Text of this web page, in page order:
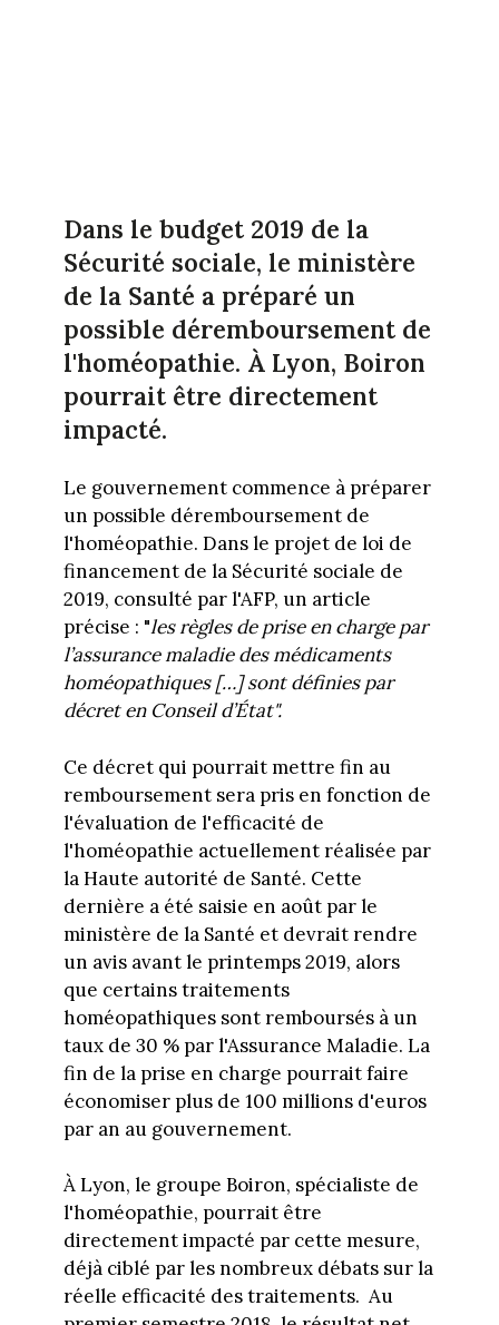
Dans le budget 2019 de la
Sécurité sociale, le ministère
de la Santé a préparé un
possible déremboursement de
l'homéopathie. À Lyon, Boiron
pourrait être directement
impacté.
Le gouvernement commence à préparer
un possible déremboursement de
l'homéopathie. Dans le projet de loi de
financement de la Sécurité sociale de
2019, consulté par l'AFP, un article
précise : "les règles de prise en charge par
l’assurance maladie des médicaments
homéopathiques […] sont définies par
décret en Conseil d’État".
Ce décret qui pourrait mettre fin au
remboursement sera pris en fonction de
l'évaluation de l'efficacité de
l'homéopathie actuellement réalisée par
la Haute autorité de Santé. Cette
dernière a été saisie en août par le
ministère de la Santé et devrait rendre
un avis avant le printemps 2019, alors
que certains traitements
homéopathiques sont remboursés à un
taux de 30 % par l'Assurance Maladie. La
fin de la prise en charge pourrait faire
économiser plus de 100 millions d'euros
par an au gouvernement.
À Lyon, le groupe Boiron, spécialiste de
l'homéopathie, pourrait être
directement impacté par cette mesure,
déjà ciblé par les nombreux débats sur la
réelle efficacité des traitements. Au